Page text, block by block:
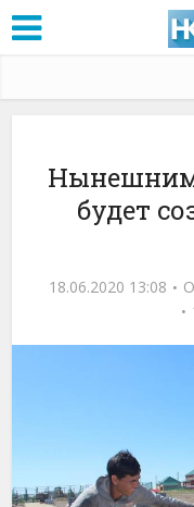
Нынешним
будет
18.06.2020 13:08